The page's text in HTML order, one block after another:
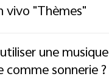
vivo "Thèmes"
une musique
comme sonnerie ?